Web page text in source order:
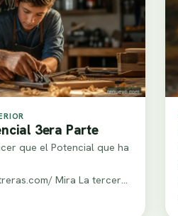
3era Parte
que el Potencial que ha
Mira La tercera